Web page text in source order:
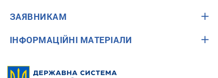
ЗАЯВНИКАМ
ІНФОРМАЦІЙНІ МАТЕРІАЛИ